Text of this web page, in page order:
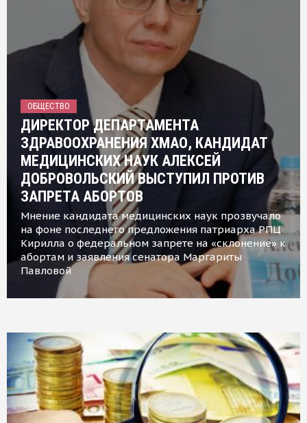
ОБЩЕСТВО
ДИРЕКТОР ДЕПАРТАМЕНТА
ЗДРАВООХРАНЕНИЯ ХМАО, КАНДИДАТ
МЕДИЦИНСКИХ НАУК АЛЕКСЕЙ
ДОБРОВОЛЬСКИЙ ВЫСТУПИЛ ПРОТИВ
ЗАПРЕТА АБОРТОВ
Мнение кандидата медицинских наук прозвучало
на фоне последнего предложения патриарха РПЦ
Кирилла о федеральном запрете на «склонение» к
абортам и заявления сенатора Маргариты
Павловой